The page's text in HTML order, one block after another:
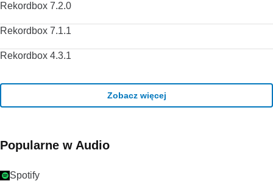
Rekordbox 7.2.0
Rekordbox 7.1.1
Rekordbox 4.3.1
Zobacz więcej
Popularne w Audio
Spotify